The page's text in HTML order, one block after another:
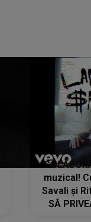
muzical!
Savali și
SĂ